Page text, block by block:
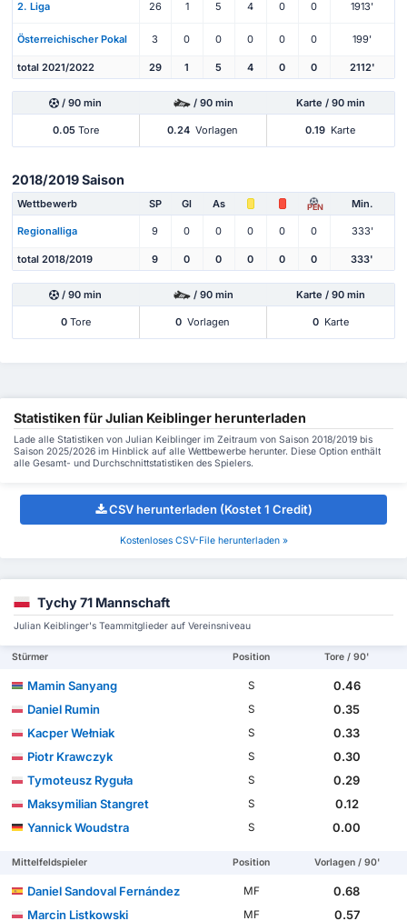
2. Liga 26 1 5 4 0 0 1913'
Österreichischer Pokal 3 0 0 0 0 0 199'
total 2021/2022 29 1 5 4 0 0 2112'
/ 90 min / 90 min Karte / 90 min
0.05Tore 0.24 Vorlagen 0.19 Karte
2018/2019 Saison
Wettbewerb SP Gl As PEN Min.
Regionalliga 9 0 0 0 0 0 333'
total 2018/2019 9 0 0 0 0 0 333'
/ 90 min / 90 min Karte / 90 min
0Tore 0 Vorlagen 0 Karte
Statistiken für Julian Keiblinger herunterladen
Lade alle Statistiken von Julian Keiblinger im Zeitraum von Saison 2018/2019 bis
Saison 2025/2026 im Hinblick auf alle Wettbewerbe herunter. Diese Option enthält
alle Gesamt- und Durchschnittstatistiken des Spielers.
CSV herunterladen (Kostet 1 Credit)
Kostenloses CSV-File herunterladen »
Tychy 71 Mannschaft
Julian Keiblinger's Teammitglieder auf Vereinsniveau
Stürmer Position Tore / 90'
Mamin Sanyang S
0.46
Daniel Rumin
S
0.35
Kacper Wełniak
S
0.33
Piotr Krawczyk
S
0.30
Tymoteusz Ryguła
S
0.29
Maksymilian Stangret
S
0.12
Yannick Woudstra
S 0.00
Mittelfeldspieler Position Vorlagen / 90'
Daniel Sandoval Fernández MF
0.68
Marcin Listkowski
MF
0.57